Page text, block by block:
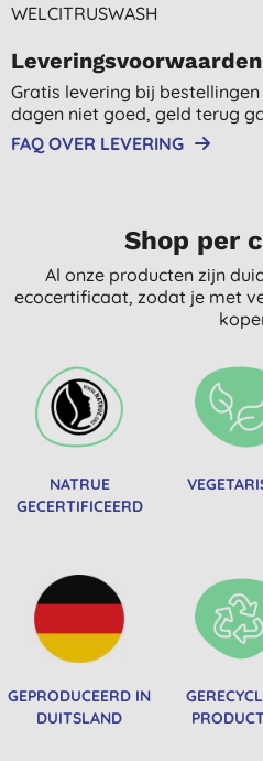
WELCITRUSWASH
Leveringsvoorwaarden
Gratis levering bij
dagen niet goed, geld terug
FAQ OVER LEVERING
Shop per
Al onze producten zijn
ecocertificaat, zodat je met
NATRUE
GECERTIFICEERD
GEPRODUCEERD IN
DUITSLAND